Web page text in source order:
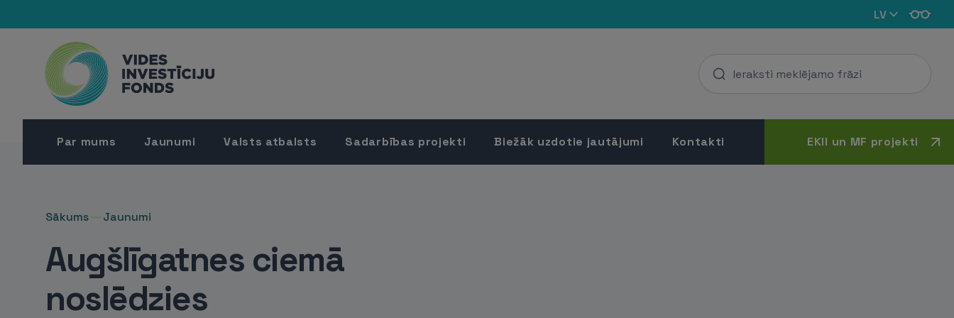
LV
Par mums Jaunumi Valsts atbalsts Sadarbības projekti Biežāk uzdotie jautājumi Kontakti EKII un MF projekti
Sākums Jaunumi
Augšlīgatnes ciemā
noslēdzies